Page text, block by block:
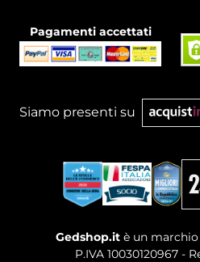
Pagamenti accettati
Siamo presenti su
Gedshop.it è un marchio
P.IVA 10030120967 -